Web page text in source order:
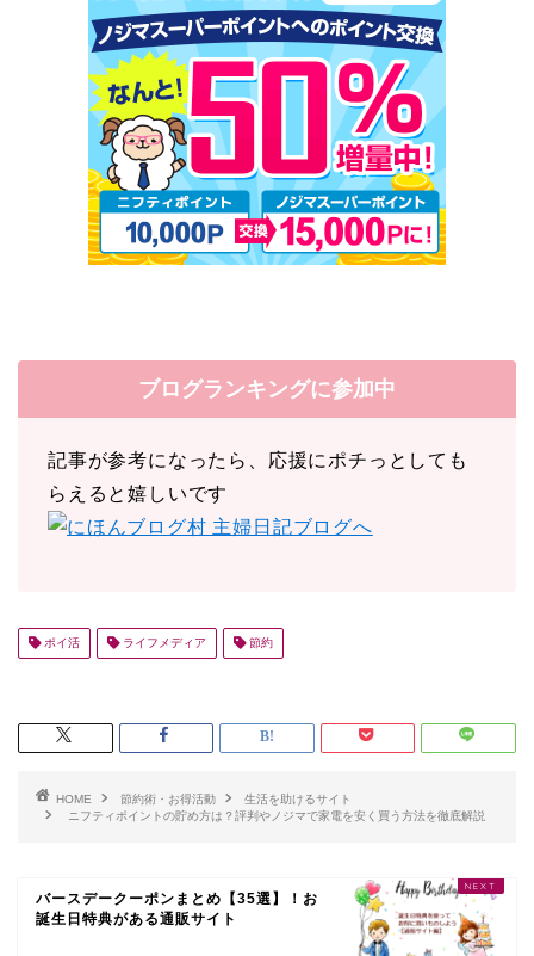
ブログランキングに参加中
記事が参考になったら、応援にポチっとしても
らえると嬉しいです
ポイ活 ライフメディア 節約
HOME 節約術・お得活動
生活を助けるサイト
ニフティポイントの貯め方は？評判やノジマで家電を安く買う方法を徹底解説
バースデークーポンまとめ【35選】！お
誕生日特典がある通販サイト